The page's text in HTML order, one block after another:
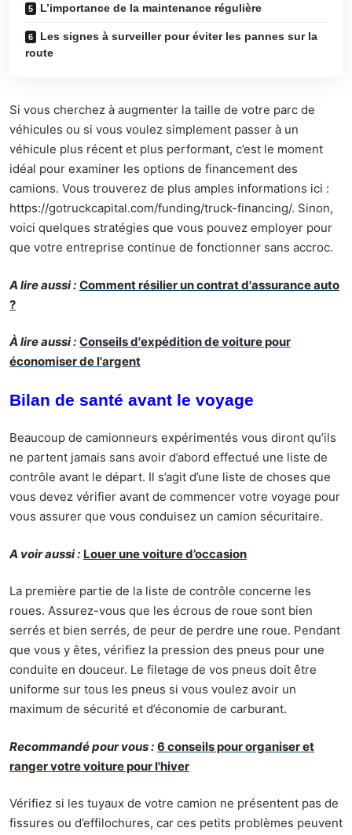
L’importance de la maintenance régulière
Les signes à surveiller pour éviter les pannes sur la
route
Si vous cherchez à augmenter la taille de votre parc de
véhicules ou si vous voulez simplement passer à un
véhicule plus récent et plus performant, c’est le moment
idéal pour examiner les options de financement des
camions. Vous trouverez de plus amples informations ici :
https://gotruckcapital.com/funding/truck-financing/. Sinon,
voici quelques stratégies que vous pouvez employer pour
que votre entreprise continue de fonctionner sans accroc.
A lire aussi : Comment résilier un contrat d'assurance auto
?
À lire aussi : Conseils d'expédition de voiture pour
économiser de l'argent
Bilan de santé avant le voyage
Beaucoup de camionneurs expérimentés vous diront qu’ils
ne partent jamais sans avoir d’abord effectué une liste de
contrôle avant le départ. Il s’agit d’une liste de choses que
vous devez vérifier avant de commencer votre voyage pour
vous assurer que vous conduisez un camion sécuritaire.
A voir aussi : Louer une voiture d’occasion
La première partie de la liste de contrôle concerne les
roues. Assurez-vous que les écrous de roue sont bien
serrés et bien serrés, de peur de perdre une roue. Pendant
que vous y êtes, vérifiez la pression des pneus pour une
conduite en douceur. Le filetage de vos pneus doit être
uniforme sur tous les pneus si vous voulez avoir un
maximum de sécurité et d’économie de carburant.
Recommandé pour vous : 6 conseils pour organiser et
ranger votre voiture pour l'hiver
Vérifiez si les tuyaux de votre camion ne présentent pas de
fissures ou d’effilochures, car ces petits problèmes peuvent